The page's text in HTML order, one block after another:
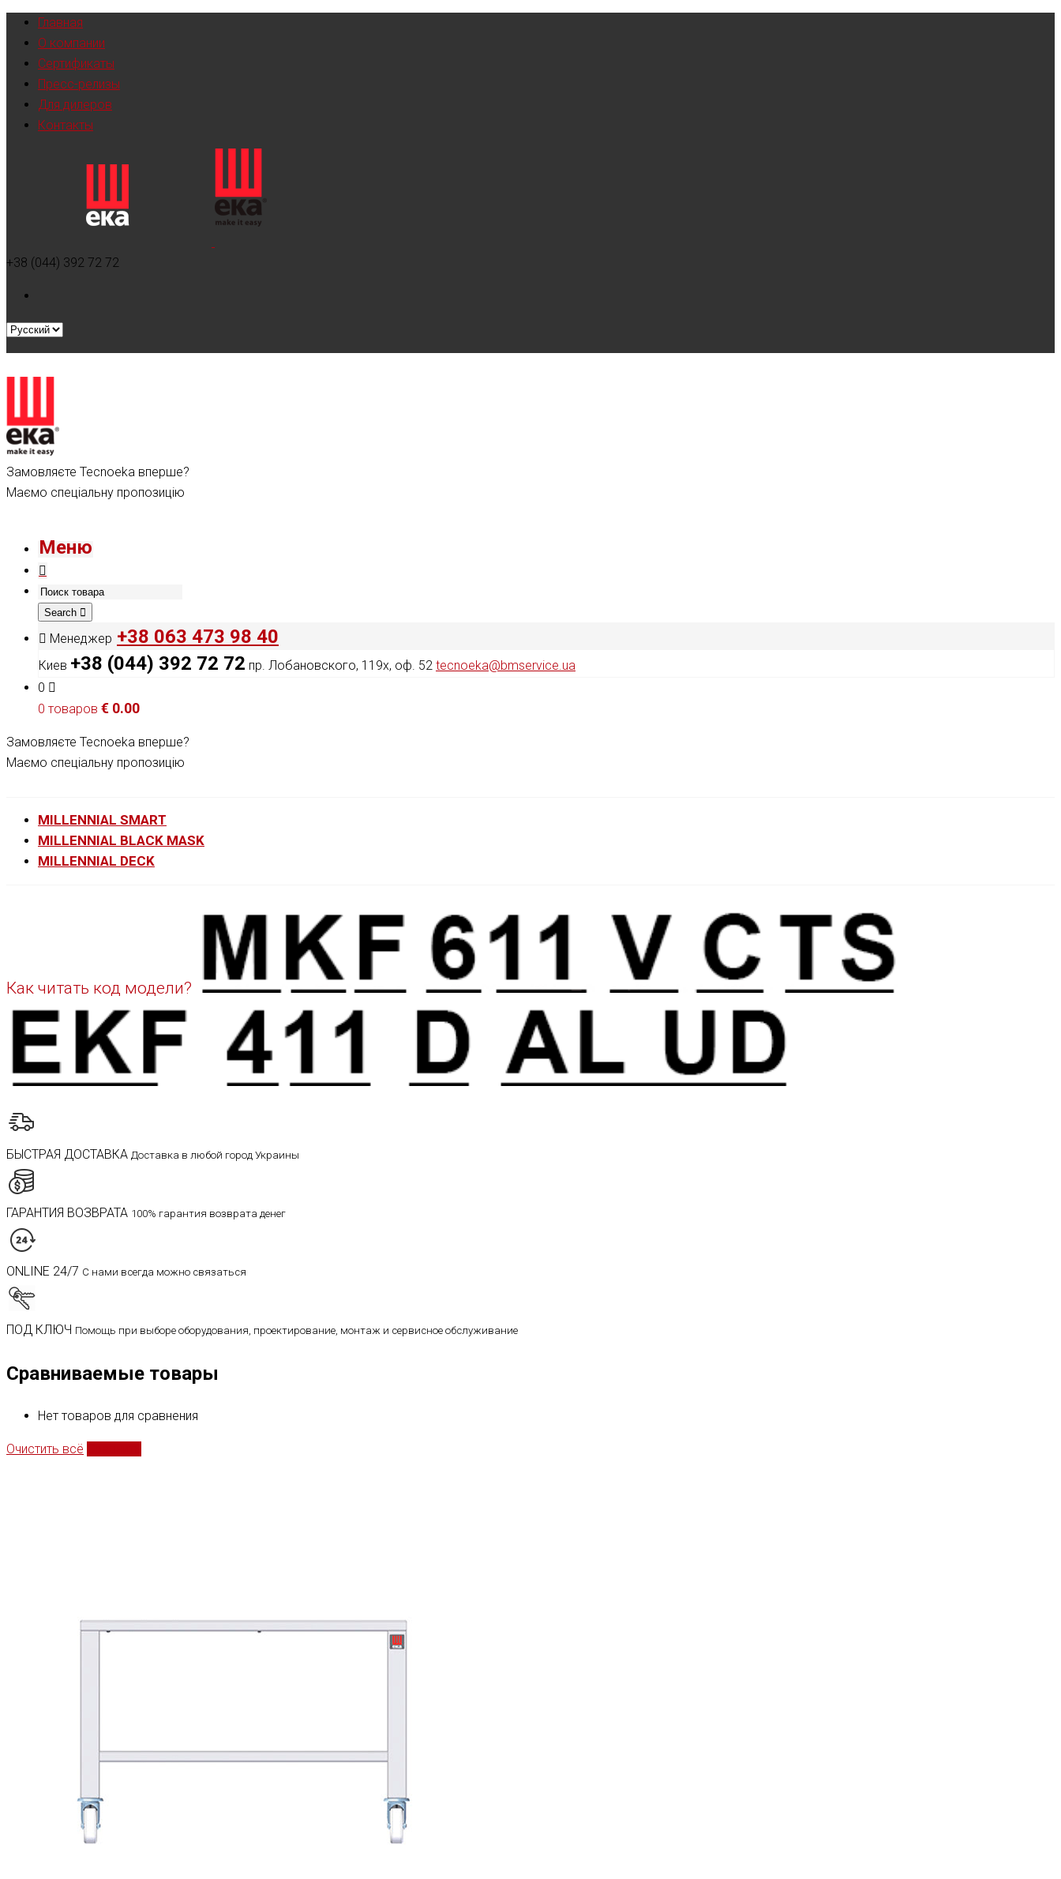
Главная
О компании
Сертификаты
Пресс-релизы
Для дилеров
Контакты
+38 (044) 392 72 72
Замовляєте Tecnoeka вперше?
Маємо спеціальну пропозицію
Меню
Search
Менеджер +38 063 473 98 40
Киев +38 (044) 392 72 72 пр. Лобановского, 119х, оф. 52 tecnoeka@bmservice.ua
0
0 товаров € 0.00
Замовляєте Tecnoeka вперше?
Маємо спеціальну пропозицію
MILLENNIAL SMART
MILLENNIAL BLACK MASK
MILLENNIAL DECK
Как читать код модели?
БЫСТРАЯ ДОСТАВКА Доставка в любой город Украины
ГАРАНТИЯ ВОЗВРАТА 100% гарантия возврата денег
ONLINE 24/7 С нами всегда можно связаться
ПОД КЛЮЧ Помощь при выборе оборудования, проектирование, монтаж и сервисное обслуживание
Сравниваемые товары
Нет товаров для сравнения
Очистить всё